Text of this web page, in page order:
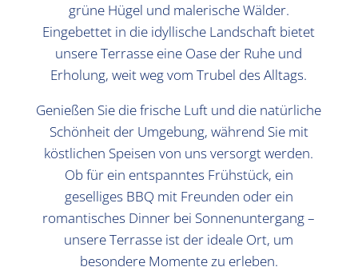
grüne Hügel und malerische Wälder.
Eingebettet in die idyllische Landschaft bietet
unsere Terrasse eine Oase der Ruhe und
Erholung, weit weg vom Trubel des Alltags.
Genießen Sie die frische Luft und die natürliche
Schönheit der Umgebung, während Sie mit
köstlichen Speisen von uns versorgt werden.
Ob für ein entspanntes Frühstück, ein
geselliges BBQ mit Freunden oder ein
romantisches Dinner bei Sonnenuntergang –
unsere Terrasse ist der ideale Ort, um
besondere Momente zu erleben.